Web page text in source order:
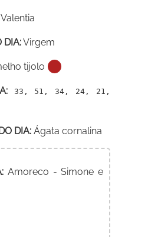
Valentia
DIA:Virgem
tijolo
33, 51, 34, 24, 21,
DIA: Ágata cornalina
Amoreco - Simone e